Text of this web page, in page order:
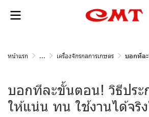
หน้าแรก ... เครื่องจักรกลการเกษตร บอกทีละขั้นตอน!
บอกทีละขั้นตอน! วิธีปร
ให้แน่น ทน ใช้งานได้จริง